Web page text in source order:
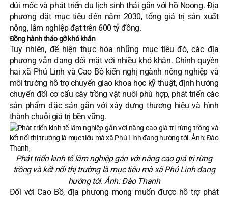
dúi mốc và phát triển du lịch sinh thái gắn với hồ Noong. Địa
phương đặt mục tiêu đến năm 2030, tổng giá trị sản xuất
nông, lâm nghiệp đạt trên 600 tỷ đồng.
Đồng hành tháo gỡ khó khăn
Tuy nhiên, để hiện thực hóa những mục tiêu đó, các địa
phương vẫn đang đối mặt với nhiều khó khăn. Chính quyền
hai xã Phú Linh và Cao Bồ kiến nghị ngành nông nghiệp và
môi trường hỗ trợ chuyển giao khoa học kỹ thuật, định hướng
chuyển đổi cơ cấu cây trồng vật nuôi phù hợp, phát triển các
sản phẩm đặc sản gắn với xây dựng thương hiệu và hình
thành chuỗi giá trị bền vững.
Phát triển kinh tế lâm nghiệp gắn với nâng cao giá trị rừng
trồng và kết nối thị trường là mục tiêu mà xã Phú Linh đang
hướng tới. Ảnh: Đào Thanh
Đối với Cao Bồ, địa phương mong muốn được hỗ trợ phát